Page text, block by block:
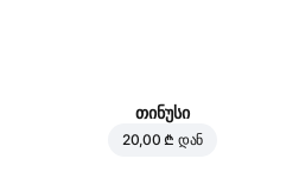
თინუსი
20,00 ₾ დან